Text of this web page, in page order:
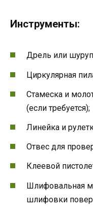
Инструменты:
Дрель или
Циркулярная
Стамеска и
(если требуется);
Линейка и
Отвес для
Клеевой
Шлифовальная
шлифовки